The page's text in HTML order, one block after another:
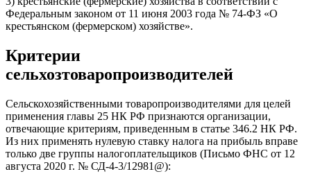
Федеральным законом от 11 июня 2003 года № 74-ФЗ «О
крестьянском (фермерском) хозяйстве».
Критерии
сельхозтоваропроизводителей
Сельскохозяйственными товаропроизводителями для целей
применения главы 25 НК РФ признаются организации,
отвечающие критериям, приведенным в статье 346.2 НК РФ.
Из них применять нулевую ставку налога на прибыль вправе
только две группы налогоплательщиков (Письмо ФНС от 12
августа 2020 г. № СД-4-3/12981@):